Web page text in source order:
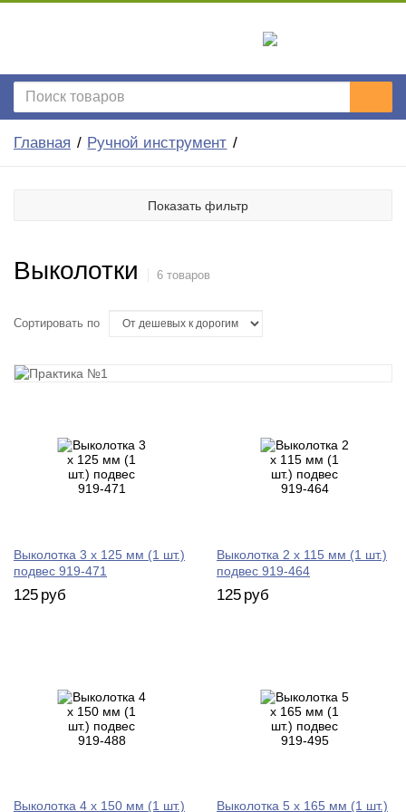
Главная Ручной инструмент
Показать фильтр
Выколотки 6 товаров
Сортировать по
Выколотка 3 х 125 мм (1 шт.)
подвес 919-471
125 руб
Выколотка 2 х 115 мм (1 шт.)
подвес 919-464
125 руб
Выколотка 4 х 150 мм (1 шт.) Выколотка 5 х 165 мм (1 шт.)